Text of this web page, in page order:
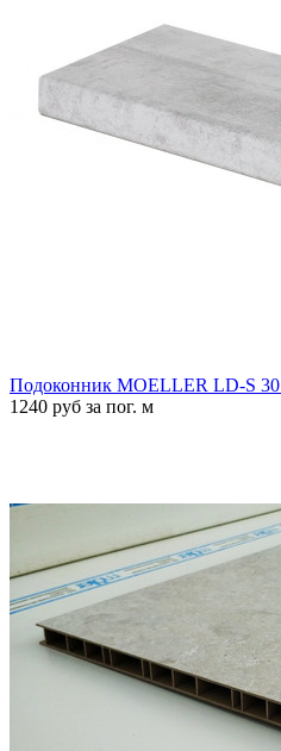
Подоконник MOELLER LD-S
1240 руб за пог. м